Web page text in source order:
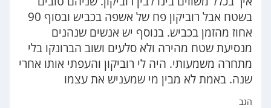
בשטח אבל רוביקון פח של אשפה בכביש ובסוף 90
אחוז מהזמן בכביש. בנוסף יש אנשים שנהנים
מנסיעת שטח מהירה ולא סלעים ושוב הברונקו בלי
מתחרה משמעותי. היה לי רוביקון והעפתי אותו אחרי
שנה. באמת לא מבין מי שמעניש את עצמו
הגב